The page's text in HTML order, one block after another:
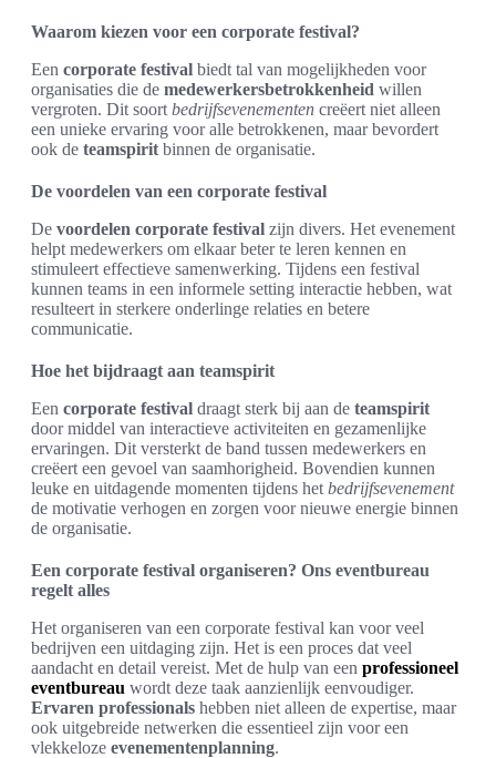
Waarom kiezen voor een corporate festival?
Een corporate festival biedt tal van mogelijkheden voor
organisaties die de medewerkersbetrokkenheid willen
vergroten. Dit soort bedrijfsevenementen creëert niet alleen
een unieke ervaring voor alle betrokkenen, maar bevordert
ook de teamspirit binnen de organisatie.
De voordelen van een corporate festival
De voordelen corporate festival zijn divers. Het evenement
helpt medewerkers om elkaar beter te leren kennen en
stimuleert effectieve samenwerking. Tijdens een festival
kunnen teams in een informele setting interactie hebben, wat
resulteert in sterkere onderlinge relaties en betere
communicatie.
Hoe het bijdraagt aan teamspirit
Een corporate festival draagt sterk bij aan de teamspirit
door middel van interactieve activiteiten en gezamenlijke
ervaringen. Dit versterkt de band tussen medewerkers en
creëert een gevoel van saamhorigheid. Bovendien kunnen
leuke en uitdagende momenten tijdens het bedrijfsevenement
de motivatie verhogen en zorgen voor nieuwe energie binnen
de organisatie.
Een corporate festival organiseren? Ons eventbureau
regelt alles
Het organiseren van een corporate festival kan voor veel
bedrijven een uitdaging zijn. Het is een proces dat veel
aandacht en detail vereist. Met de hulp van een professioneel
eventbureau wordt deze taak aanzienlijk eenvoudiger.
Ervaren professionals hebben niet alleen de expertise, maar
ook uitgebreide netwerken die essentieel zijn voor een
vlekkeloze evenementenplanning.